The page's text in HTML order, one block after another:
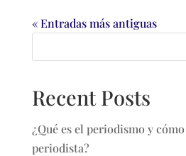
« Entradas más antiguas
Recent Posts
¿Qué es el periodismo y
periodista?